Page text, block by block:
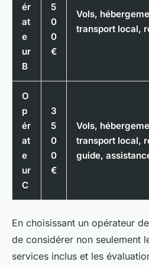
ér
at
e
ur
B
5
0
0
€
Vols,
transport local,
O
p
ér
at
e
ur
C
3
5
0
0
€
Vols,
transport local,
guide,
En choisissant un opérateur
de considérer non seulement
services inclus et les